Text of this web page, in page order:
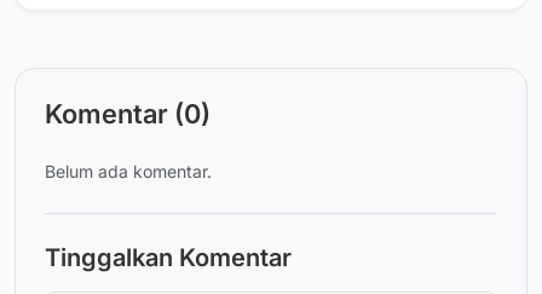
Komentar (0)
Belum ada komentar.
Tinggalkan Komentar